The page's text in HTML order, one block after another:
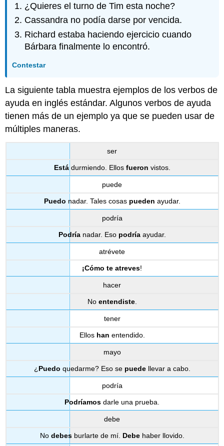
¿Quieres el turno de Tim esta noche?
Cassandra no podía darse por vencida.
Richard estaba haciendo ejercicio cuando
Bárbara finalmente lo encontró.
Contestar
La siguiente tabla muestra ejemplos de los verbos de
ayuda en inglés estándar. Algunos verbos de ayuda
tienen más de un ejemplo ya que se pueden usar de
múltiples maneras.
ser
Estádurmiendo. Ellos fueron vistos.
puede
Puedo nadar. Tales cosas pueden ayudar.
podría
Podríanadar. Eso podríaayudar.
atrévete
¡Cómo te atreves!
hacer
No entendiste.
tener
Ellos han entendido.
mayo
¿Puedo quedarme? Eso se puedellevar a cabo.
podría
Podríamos darle una prueba.
debe
No debesburlarte de mí. Debehaber llovido.